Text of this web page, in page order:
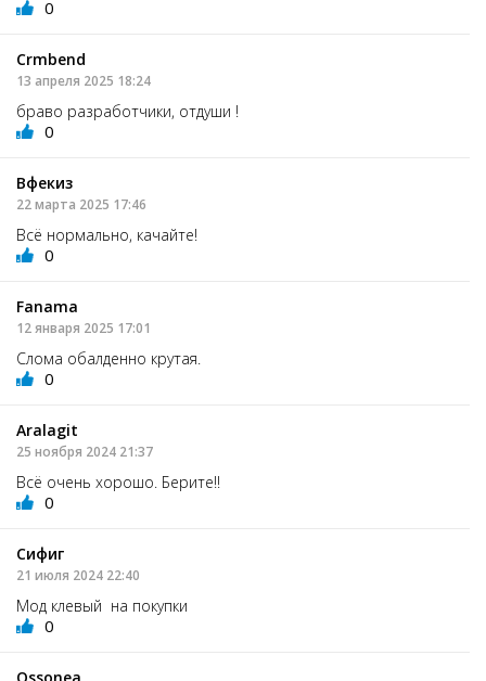
0
Crmbend
13 апреля 2025 18:24
браво разработчики, отдуши !
0
Вфекиз
22 марта 2025 17:46
Всё нормально, качайте!
0
Fanama
12 января 2025 17:01
Слома обалденно крутая.
0
Aralagit
25 ноября 2024 21:37
Всё очень хорошо. Берите!!
0
Сифиг
21 июля 2024 22:40
Мод клевый на покупки
0